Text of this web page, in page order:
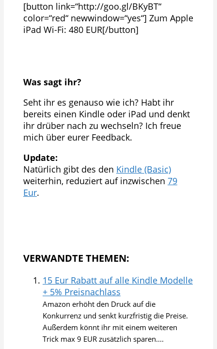
[button link=“http://goo.gl/BKyBT“
color=“red“ newwindow=“yes“] Zum Apple
iPad Wi-Fi: 480 EUR[/button]
Was sagt ihr?
Seht ihr es genauso wie ich? Habt ihr
bereits einen Kindle oder iPad und denkt
ihr drüber nach zu wechseln? Ich freue
mich über eurer Feedback.
Update:
Natürlich gibt des den Kindle (Basic)
weiterhin, reduziert auf inzwischen 79
Eur.
VERWANDTE THEMEN:
15 Eur Rabatt auf alle Kindle Modelle
+ 5% Preisnachlass
Amazon erhöht den Druck auf die
Konkurrenz und senkt kurzfristig die Preise.
Außerdem könnt ihr mit einem weiteren
Trick max 9 EUR zusätzlich sparen....